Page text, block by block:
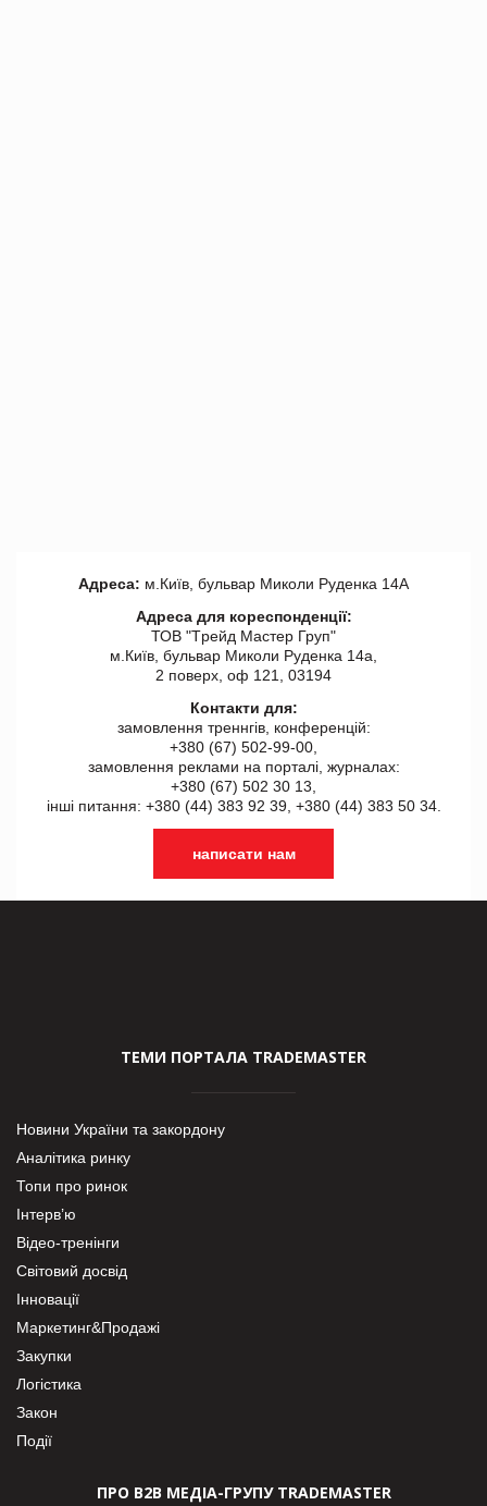
Адреса: м.Київ, бульвар Миколи Руденка 14А
Адреса для кореспонденції:
ТОВ "Tрейд Мастер Груп"
м.Київ, бульвар Миколи Руденка 14а,
2 поверх, оф 121, 03194
Контакти для:
замовлення треннгів, конференцій:
+380 (67) 502-99-00,
замовлення реклами на порталі, журналах:
+380 (67) 502 30 13,
інші питання: +380 (44) 383 92 39, +380 (44) 383 50 34.
написати нам
ТЕМИ ПОРТАЛА TRADEMASTER
Новини України та закордону
Аналітика ринку
Топи про ринок
Інтерв’ю
Відео-тренінги
Світовий досвід
Інновації
Маркетинг&Продажі
Закупки
Логістика
Закон
Події
ПРО В2В МЕДІА-ГРУПУ TRADEMASTER